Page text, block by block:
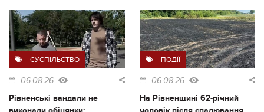
СУСПІЛЬСТВО
06.08.26
Рівненські вандали не
ПОДІЇ
06.08.26
На Рівненщині 62-річний